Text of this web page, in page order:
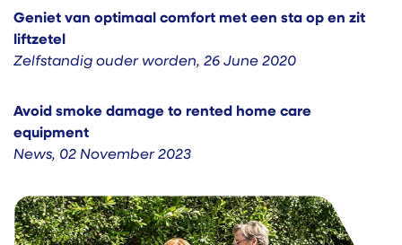
Geniet van optimaal comfort met een sta op en zit
liftzetel
Zelfstandig ouder worden, 26 June 2020
Avoid smoke damage to rented home care
equipment
News, 02 November 2023